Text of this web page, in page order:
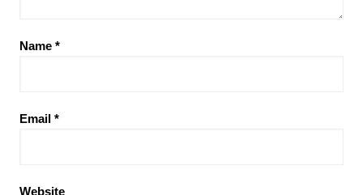
Name *
Email *
Website